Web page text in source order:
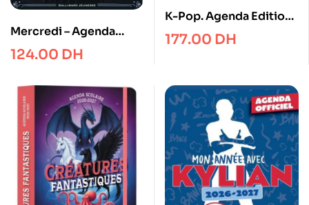
Mercredi – Agenda
Officiel 2026-2027
124.00 DH
K-Pop. Agenda Edition
2026-2027
177.00 DH